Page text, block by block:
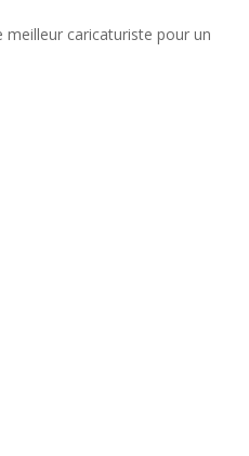
caricaturiste pour un